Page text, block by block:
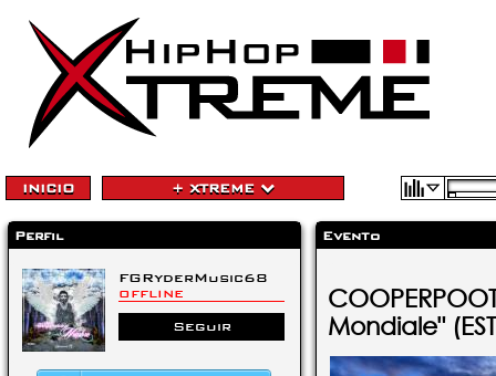
INICIO + XTREME
Perfil
FGRyderMusic68
OFFLINE
Seguir
Evento
Mondiale"